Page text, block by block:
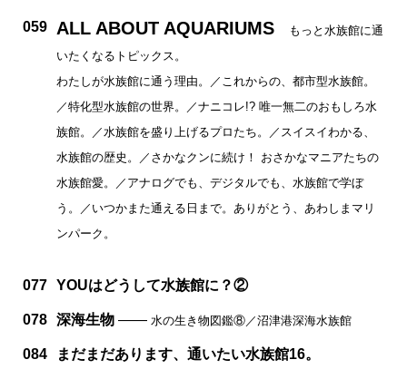
059 ALL ABOUT AQUARIUMS
もっと水族館に通
いたくなるトピックス。
わたしが水族館に通う理由。／これからの、都市型水族館。
／特化型水族館の世界。／ナニコレ!? 唯一無二のおもしろ水
族館。／水族館を盛り上げるプロたち。／スイスイわかる、
水族館の歴史。／さかなクンに続け！ おさかなマニアたちの
水族館愛。／アナログでも、デジタルでも、水族館で学ぼ
う。／いつかまた通える日まで。ありがとう、あわしまマリ
ンパーク。
077 YOUはどうして水族館に？②
078 深海生物 —— 水の生き物図鑑⑧／沼津港深海水族館
084 まだまだあります、通いたい水族館16。